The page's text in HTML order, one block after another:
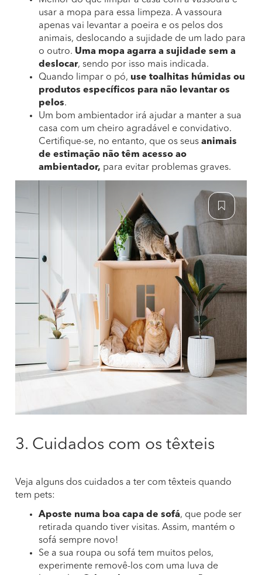
usar a mopa para essa limpeza. A vassoura
apenas vai levantar a poeira e os pelos dos
animais, deslocando a sujidade de um lado para
o outro. Uma mopa agarra a sujidade sem a
deslocar, sendo por isso mais indicada.
Quando limpar o pó, use toalhitas húmidas ou
produtos específicos para não levantar os
pelos.
Um bom ambientador irá ajudar a manter a sua
casa com um cheiro agradável e convidativo.
Certifique-se, no entanto, que os seus animais
de estimação não têm acesso ao
ambientador, para evitar problemas graves.
3. Cuidados com os têxteis
Veja alguns dos cuidados a ter com têxteis quando
tem pets:
Aposte numa boa capa de sofá, que pode ser
retirada quando tiver visitas. Assim, mantém o
sofá sempre novo!
Se a sua roupa ou sofá tem muitos pelos,
experimente removê-los com uma luva de